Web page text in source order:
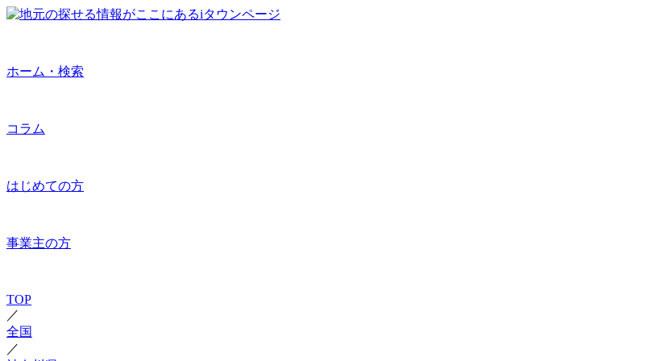
ホーム・検索
コラム
はじめての方
事業主の方
TOP
／
全国
／